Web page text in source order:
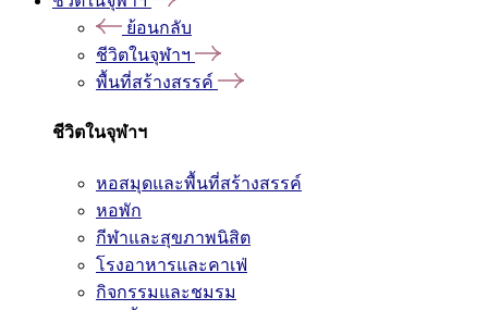
ย้อนกลับ
ชีวิตในจุฬาฯ
พื้นที่สร้างสรรค์
ชีวิตในจุฬาฯ
หอสมุดและพื้นที่สร้างสรรค์
หอพัก
กีฬาและสุขภาพนิสิต
โรงอาหารและคาเฟ่
กิจกรรมและชมรม